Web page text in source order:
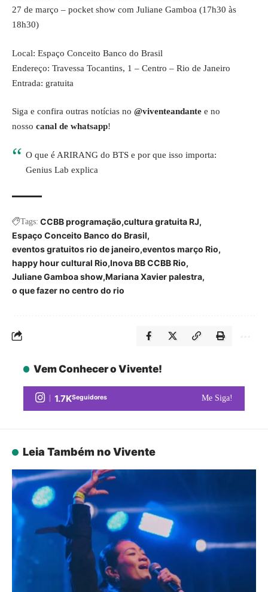
27 de março – pocket show com Juliane Gamboa (17h30 às
18h30)
Local: Espaço Conceito Banco do Brasil
Endereço: Travessa Tocantins, 1 – Centro – Rio de Janeiro
Entrada: gratuita
Siga e confira outras notícias no @viventeandante e no
nosso canal de whatsapp!
O que é ARIRANG do BTS e por que isso importa:
Genius Lab explica
Tags: CCBB programação cultura gratuita RJ
Espaço Conceito Banco do Brasil
eventos gratuitos rio de janeiro eventos março Rio
happy hour cultural Rio Inova BB CCBB Rio
Juliane Gamboa show Mariana Xavier palestra
o que fazer no centro do rio
Vem Conhecer o Vivente!
1.7KSeguidores Me Siga!
Leia Também no Vivente